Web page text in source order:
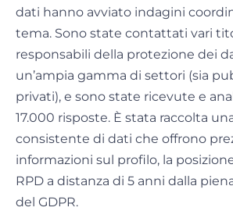
dati hanno avviato indagini
tema. Sono state contattati vari
responsabili della protezione dei
un’ampia gamma di settori (sia
privati), e sono state ricevute e
17.000 risposte. È stata raccolta
consistente di dati che offrono
informazioni sul profilo, la
RPD a distanza di 5 anni dalla
del GDPR.